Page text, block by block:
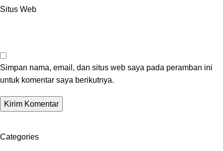
Situs Web
Simpan nama, email, dan situs web saya pada peramban ini
untuk komentar saya berikutnya.
Categories